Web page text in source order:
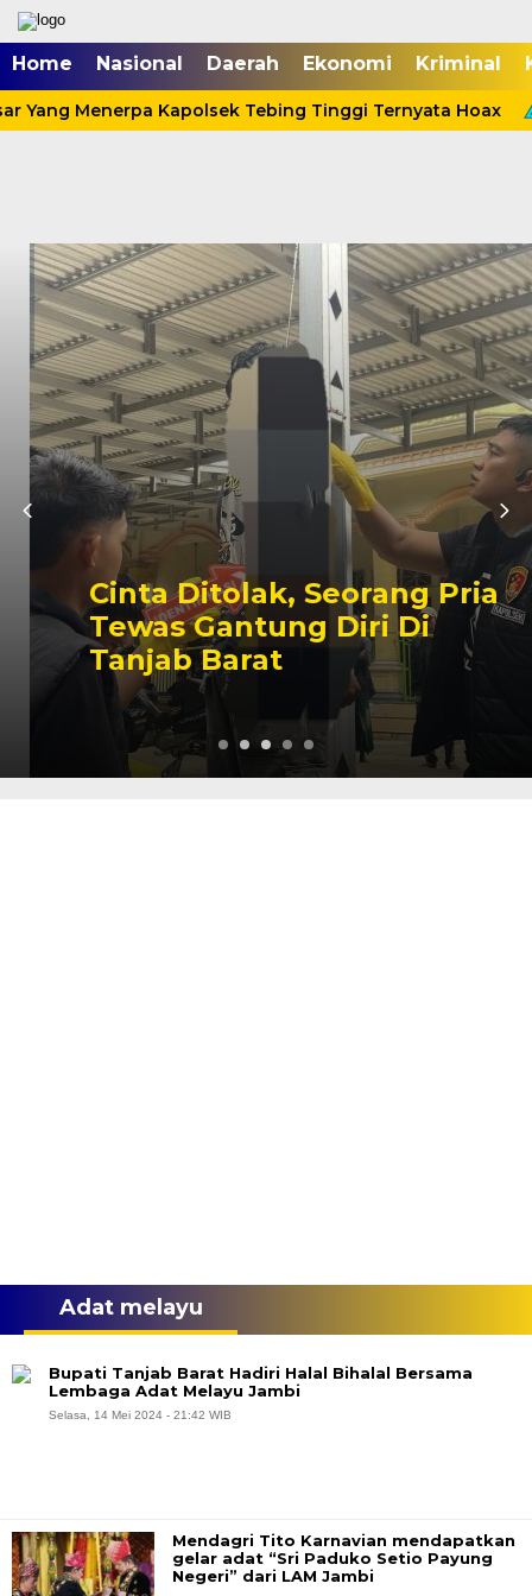
Home Nasional Daerah Ekonomi Kriminal
Yang Menerpa Kapolsek Tebing Tinggi Ternyata Hoax
Cinta Ditolak, Seorang Pria
Tewas Gantung Diri Di
Tanjab Barat
Adat melayu
Bupati Tanjab Barat Hadiri Halal Bihalal Bersama
Lembaga Adat Melayu Jambi
Selasa, 14 Mei 2024 - 21:42 WIB
Mendagri Tito Karnavian mendapatkan
gelar adat “Sri Paduko Setio Payung
Negeri” dari LAM Jambi